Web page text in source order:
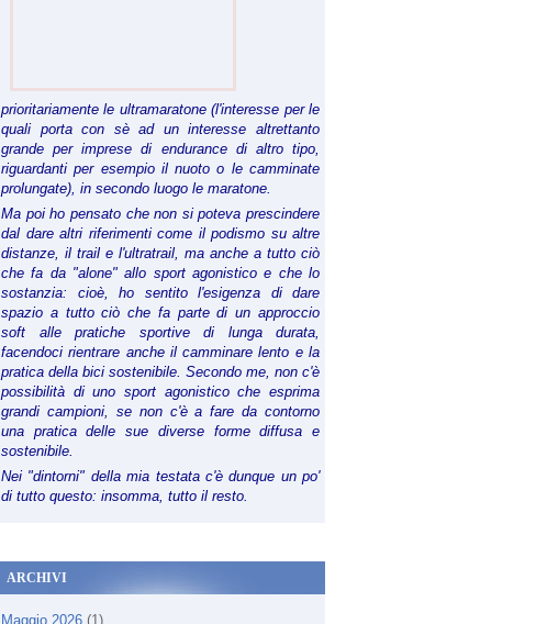
prioritariamente le ultramaratone (l'interesse per le
quali porta con sè ad un interesse altrettanto
grande per imprese di endurance di altro tipo,
riguardanti per esempio il nuoto o le camminate
prolungate), in secondo luogo le maratone.
Ma poi ho pensato che non si poteva prescindere
dal dare altri riferimenti come il podismo su altre
distanze, il trail e l'ultratrail, ma anche a tutto ciò
che fa da "alone" allo sport agonistico e che lo
sostanzia: cioè, ho sentito l'esigenza di dare
spazio a tutto ciò che fa parte di un approccio
soft alle pratiche sportive di lunga durata,
facendoci rientrare anche il camminare lento e la
pratica della bici sostenibile. Secondo me, non c'è
possibilità di uno sport agonistico che esprima
grandi campioni, se non c'è a fare da contorno
una pratica delle sue diverse forme diffusa e
sostenibile.
Nei "dintorni" della mia testata c'è dunque un po'
di tutto questo: insomma, tutto il resto.
ARCHIVI
Maggio 2026 (1)